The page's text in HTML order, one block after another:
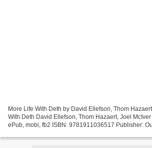
More Life With Deth by David Ellefson, Thom
With Deth David Ellefson, Thom Hazaert, Joel
ePub, mobi, fb2 ISBN: 9781911036517 Publisher: